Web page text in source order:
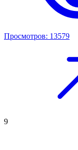
Просмотров: 13579
9